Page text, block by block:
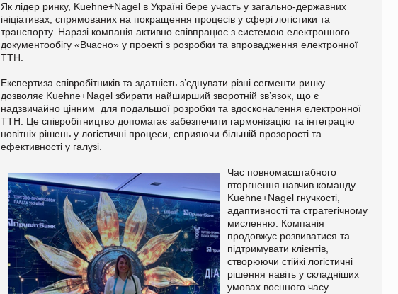
Як лідер ринку, Kuehne+Nagel в Україні бере участь у загально-державних
ініціативах, спрямованих на покращення процесів у сфері логістики та
транспорту. Наразі компанія активно співпрацює з системою електронного
документообігу «Вчасно» у проекті з розробки та впровадження електронної
ТТН.
Експертиза співробітників та здатність з’єднувати різні сегменти ринку
дозволяє Kuehne+Nagel збирати найширший зворотній зв’язок, що є
надзвичайно цінним для подальшої розробки та вдосконалення електронної
ТТН. Це співробітництво допомагає забезпечити гармонізацію та інтеграцію
новітніх рішень у логістичні процеси, сприяючи більшій прозорості та
ефективності у галузі.
Час повномасштабного
вторгнення навчив команду
Kuehne+Nagel гнучкості,
адаптивності та стратегічному
мисленню. Компанія
продовжує розвиватися та
підтримувати клієнтів,
створюючи стійкі логістичні
рішення навіть у складніших
умовах воєнного часу.